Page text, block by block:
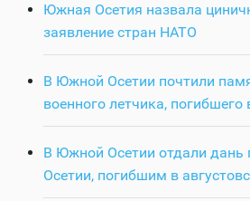
Южная Осетия назвала
заявление стран НАТО
В Южной Осетии почтили
военного летчика, погибшего
В Южной Осетии отдали дань
Осетии, погибшим в